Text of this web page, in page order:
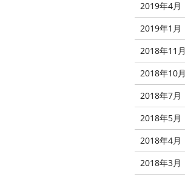
2019年4月
2019年1月
2018年11月
2018年10月
2018年7月
2018年5月
2018年4月
2018年3月